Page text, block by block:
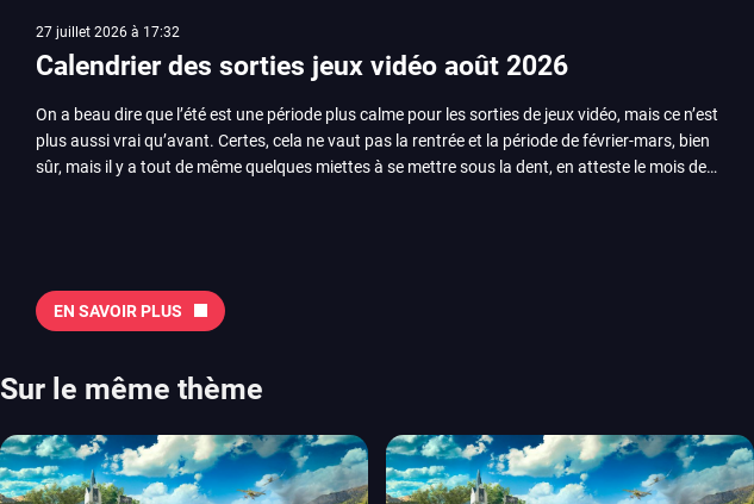
27 juillet 2026 à 17:32
Calendrier des sorties jeux vidéo août 2026
On a beau dire que l’été est une période plus calme pour les sorties de jeux vidéo, mais ce n’est
plus aussi vrai qu’avant. Certes, cela ne vaut pas la rentrée et la période de février-mars, bien
sûr, mais il y a tout de même quelques miettes à se mettre sous la dent, en atteste le mois de
Tokon ou encore Beast of Reincarnation, qui nous montre que Game Freak sait faire autre
chose d’ambitieux que Pokémon. On n’oubliera pas la période de Gamescom, avec Star Wars,
2026 Vous trouverez ici tous les jeux majeurs qui sortiront au mois de juin. Vous trouverez
aussi les jeux de ce mois dans notre page dédiée…
EN SAVOIR PLUS
Sur le même thème